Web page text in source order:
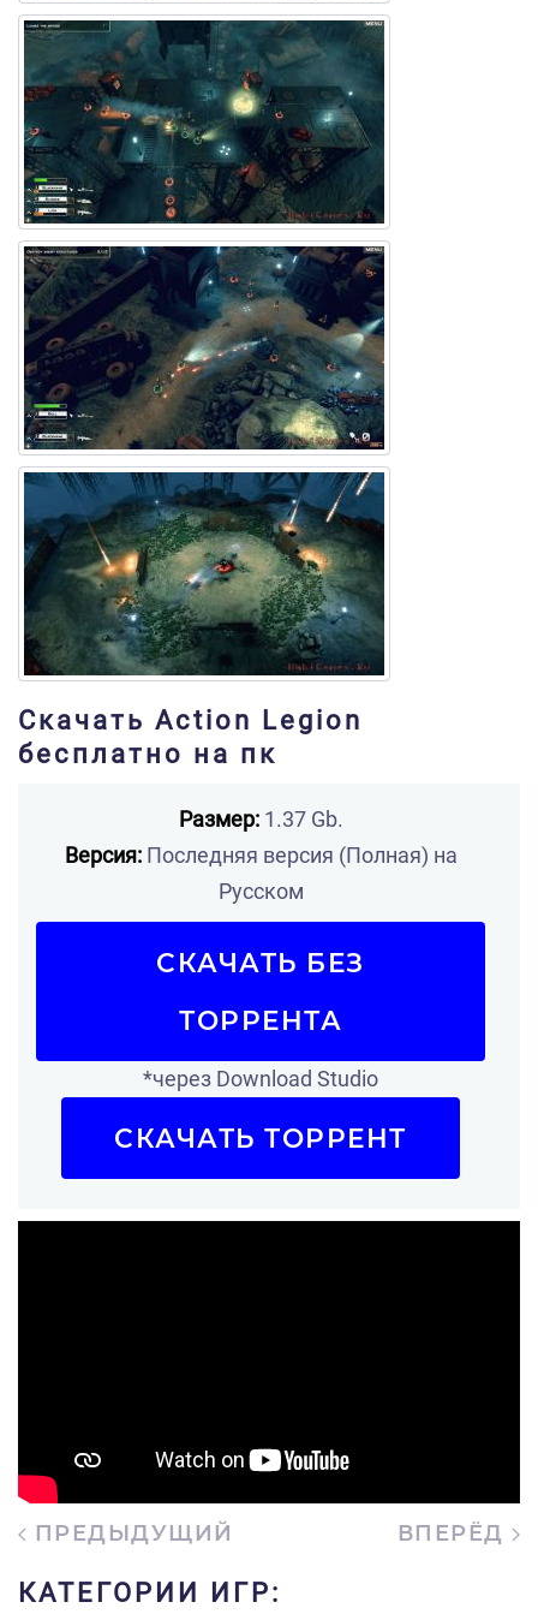
Скачать Action Legion
бесплатно на пк
Размер:1.37 Gb.
Версия:Последняя версия (Полная) на
Русском
СКАЧАТЬ БЕЗ
ТОРРЕНТА
*через Download Studio
СКАЧАТЬ ТОРРЕНТ
ПРЕДЫДУЩИЙ ВПЕРЁД
КАТЕГОРИИ ИГР: